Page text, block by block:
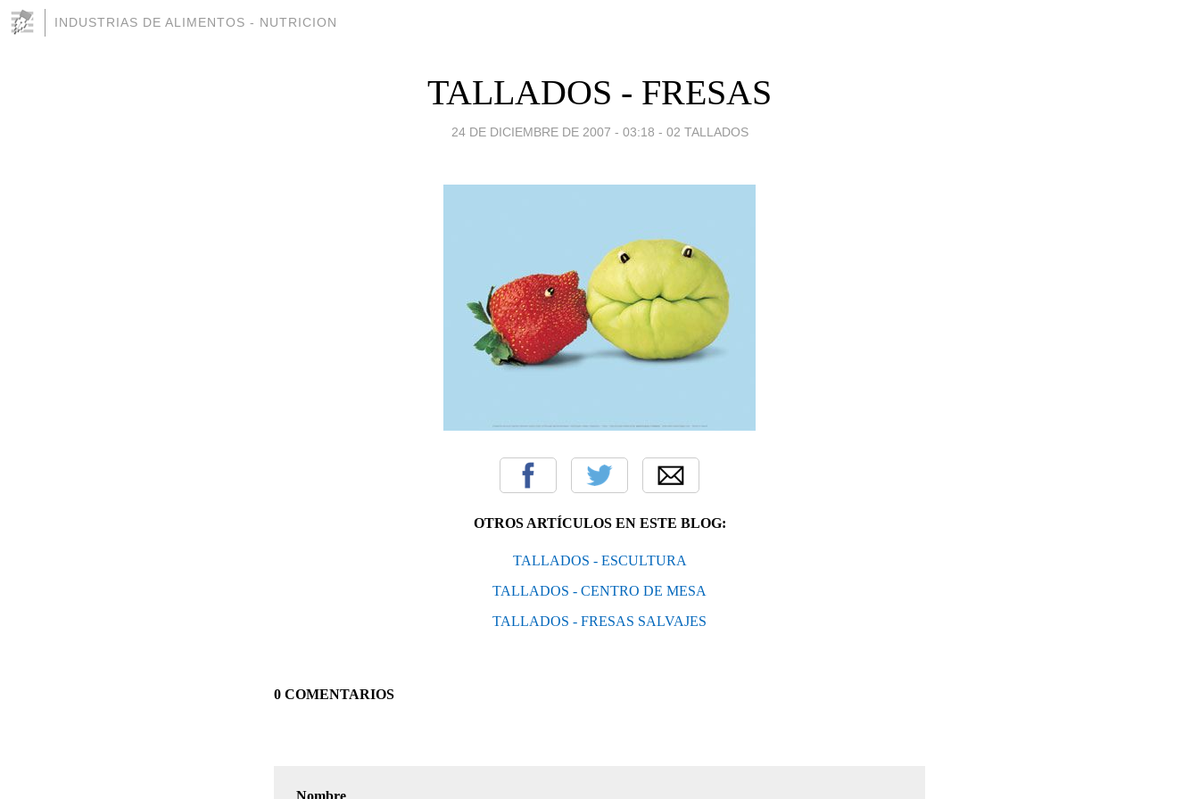
INDUSTRIAS DE ALIMENTOS - NUTRICION
TALLADOS - FRESAS
24 DE DICIEMBRE DE 2007 - 03:18 - 02 TALLADOS
OTROS ARTÍCULOS EN ESTE BLOG:
TALLADOS - ESCULTURA
TALLADOS - CENTRO DE MESA
TALLADOS - FRESAS SALVAJES
0 COMENTARIOS
Nombre